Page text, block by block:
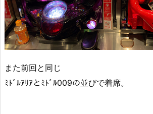
また前回と同じ
ﾐﾄﾞﾙｱﾘｱとﾐﾄﾞﾙ009の並びで着席。